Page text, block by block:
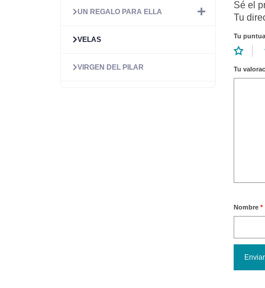
Sé el
Tu
Tu
Tu
Nombre *
UN REGALO PARA ELLA
VELAS
VIRGEN DEL PILAR